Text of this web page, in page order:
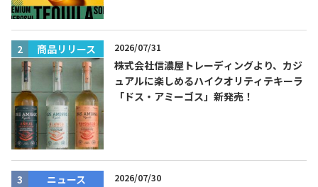
商品リリース 2026/07/31
株式会社信濃屋トレーディングより、カジ
ュアルに楽しめるハイクオリティテキーラ
「ドス・アミーゴス」新発売！
ニュース 2026/07/30